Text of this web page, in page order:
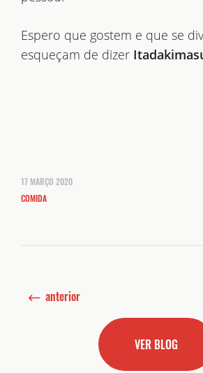
Espero que gostem e que se
esqueçam de dizer
17 MARÇO 2020
COMIDA
anterior
VER BLOG